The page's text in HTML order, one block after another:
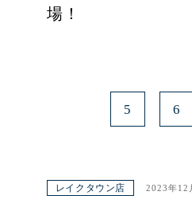
場！
5 6
レイクタウン店 2023年12